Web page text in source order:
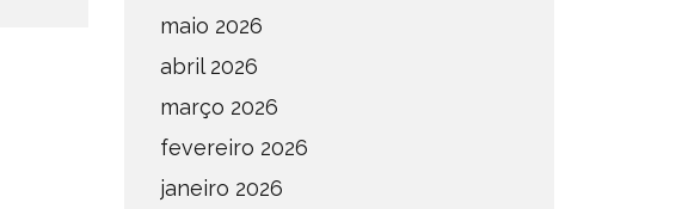
maio 2026
abril 2026
março 2026
fevereiro 2026
janeiro 2026